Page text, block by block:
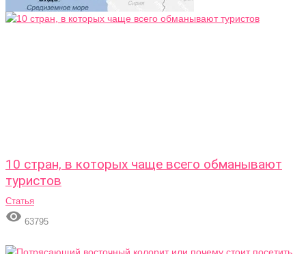
10 стран, в которых чаще всего обманывают
туристов
Статья
 63795